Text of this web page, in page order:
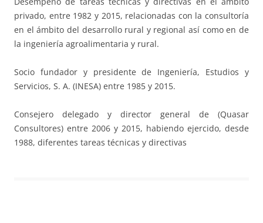
privado, entre 1982 y 2015, relacionadas con la consultoría
en el ámbito del desarrollo rural y regional así como en de
la ingeniería agroalimentaria y rural.
Socio fundador y presidente de Ingeniería, Estudios y
Servicios, S. A. (INESA) entre 1985 y 2015.
Consejero delegado y director general de (Quasar
Consultores) entre 2006 y 2015, habiendo ejercido, desde
1988, diferentes tareas técnicas y directivas